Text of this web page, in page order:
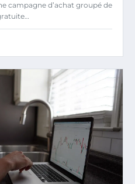
campagne d’achat groupé de